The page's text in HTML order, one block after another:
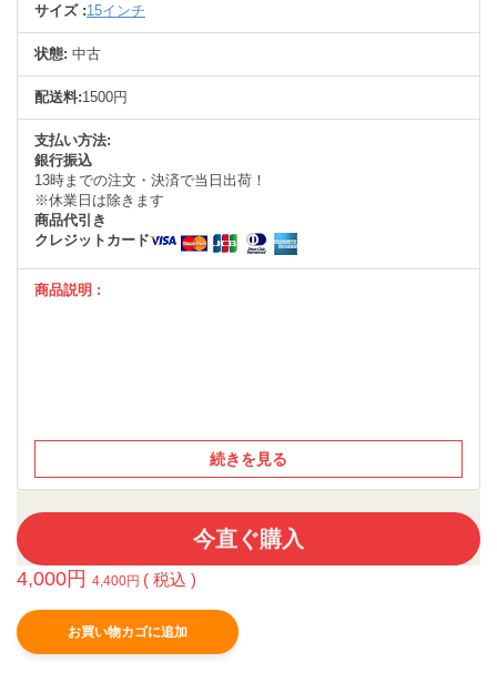
サイズ :15インチ
状態: 中古
配送料:1500円
支払い方法:
銀行振込
13時までの注文・決済で当日出荷！
※休業日は除きます
商品代引き
クレジットカード
商品説明 :
続きを見る
今直ぐ購入
4,000円 4,400円 ( 税込 )
お買い物カゴに追加